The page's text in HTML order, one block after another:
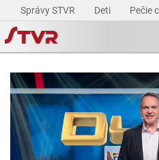
Správy STVR Deti Pečie